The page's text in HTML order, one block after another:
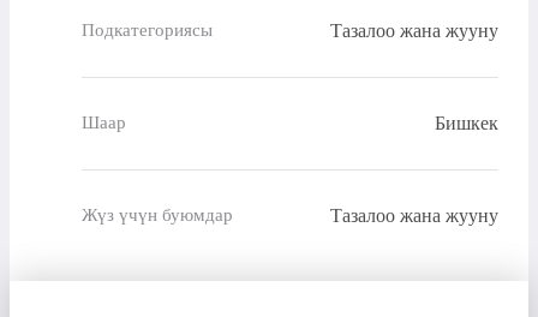
Подкатегориясы Тазалоо жана жууну
Шаар Бишкек
Жүз үчүн буюмдар Тазалоо жана жууну